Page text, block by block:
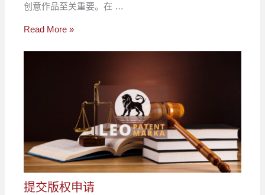
创意作品至关重要。在 …
Read More »
提交版权申请